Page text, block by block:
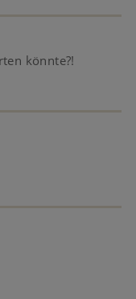
könnte?!